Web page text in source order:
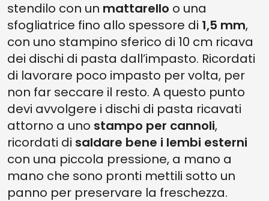
stendilo con un mattarello o una
sfogliatrice fino allo spessore di 1,5 mm,
con uno stampino sferico di 10 cm ricava
dei dischi di pasta dall’impasto. Ricordati
di lavorare poco impasto per volta, per
non far seccare il resto. A questo punto
devi avvolgere i dischi di pasta ricavati
attorno a uno stampo per cannoli,
ricordati di saldare bene i lembi esterni
con una piccola pressione, a mano a
mano che sono pronti mettili sotto un
panno per preservare la freschezza.